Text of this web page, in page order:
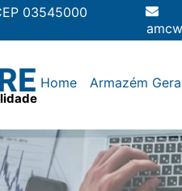
03545000
Home Armazém